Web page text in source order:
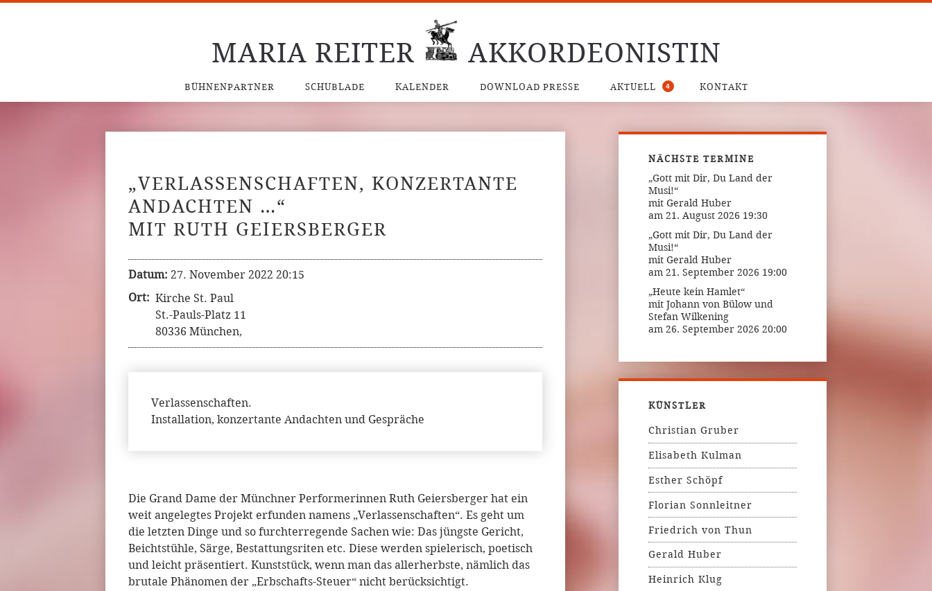
MARIA REITER AKKORDEONISTIN
BÜHNENPARTNER SCHUBLADE KALENDER DOWNLOAD PRESSE AKTUELL 4 KONTAKT
„VERLASSENSCHAFTEN, KONZERTANTE
ANDACHTEN …“
MIT RUTH GEIERSBERGER
Datum: 27. November 2022 20:15
Ort: Kirche St. Paul
St.-Pauls-Platz 11
80336 München,
Verlassenschaften.
Installation, konzertante Andachten und Gespräche
Die Grand Dame der Münchner Performerinnen Ruth Geiersberger hat ein
weit angelegtes Projekt erfunden namens „Verlassenschaften“. Es geht um
die letzten Dinge und so furchterregende Sachen wie: Das jüngste Gericht,
Beichtstühle, Särge, Bestattungsriten etc. Diese werden spielerisch, poetisch
und leicht präsentiert. Kunststück, wenn man das allerherbste, nämlich das
brutale Phänomen der „Erbschafts-Steuer“ nicht berücksichtigt.
NÄCHSTE TERMINE
„Gott mit Dir, Du Land der
Musi!“
mit Gerald Huber
am 21. August 2026 19:30
„Gott mit Dir, Du Land der
Musi!“
mit Gerald Huber
am 21. September 2026 19:00
„Heute kein Hamlet“
mit Johann von Bülow und
Stefan Wilkening
am 26. September 2026 20:00
KÜNSTLER
Christian Gruber
Elisabeth Kulman
Esther Schöpf
Florian Sonnleitner
Friedrich von Thun
Gerald Huber
Heinrich Klug